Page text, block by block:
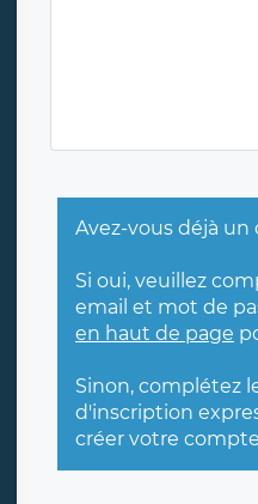
Avez-vous déjà
Si oui, veuillez
email et mot de
en haut de page
Sinon, complétez
d'inscription
créer votre